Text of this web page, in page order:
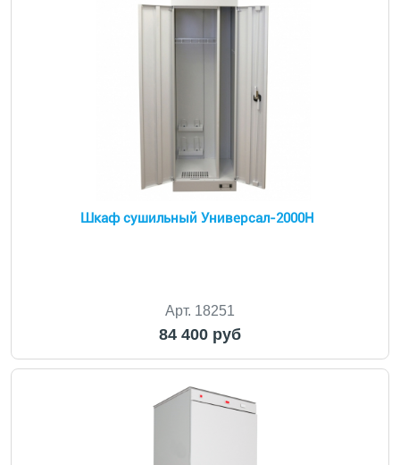
Шкаф сушильный Универсал-2000Н
Арт. 18251
84 400 руб